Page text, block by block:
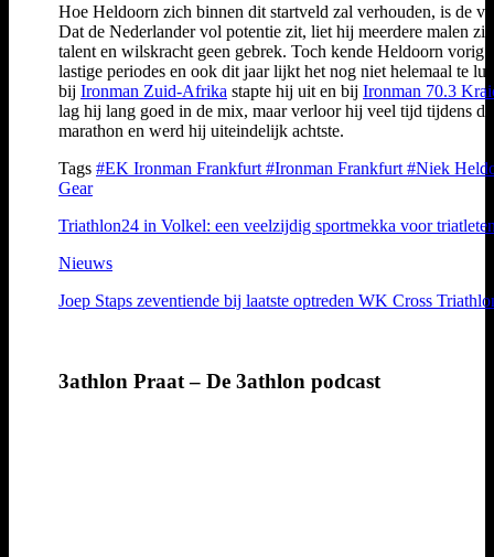
Hoe Heldoorn zich binnen dit startveld zal verhouden, is de
Dat de Nederlander vol potentie zit, liet hij meerdere malen
talent en wilskracht geen gebrek. Toch kende Heldoorn vorig
lastige periodes en ook dit jaar lijkt het nog niet helemaal te
bij Ironman Zuid-Afrika stapte hij uit en bij Ironman 70.3
lag hij lang goed in de mix, maar verloor hij veel tijd tijdens
marathon en werd hij uiteindelijk achtste.
Tags #EK Ironman Frankfurt #Ironman Frankfurt #Niek
Gear
Triathlon24 in Volkel: een veelzijdig sportmekka voor
Nieuws
Joep Staps zeventiende bij laatste optreden WK Cross
3athlon Praat – De 3athlon podcast